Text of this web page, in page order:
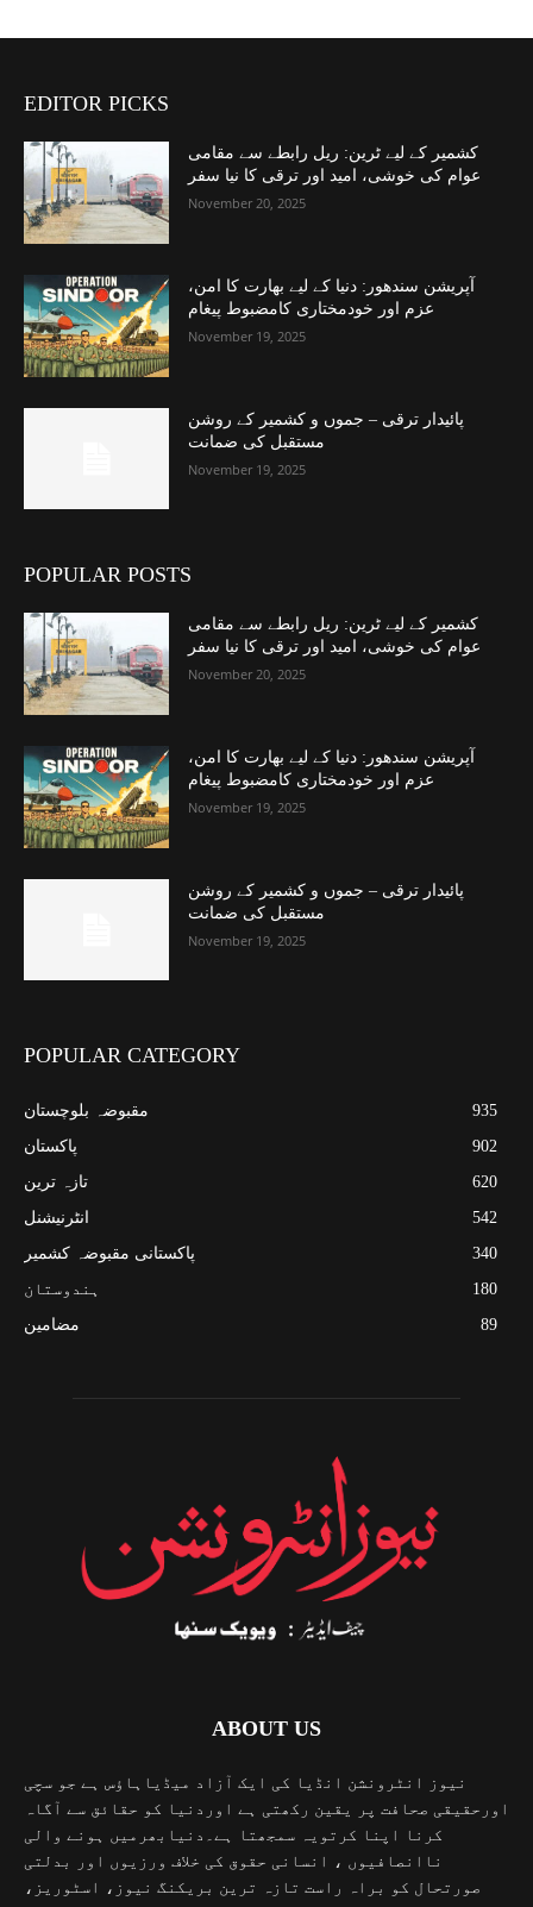
EDITOR PICKS
کشمیر کے لیے ٹرین: ریل رابطے سے مقامی
عوام کی خوشی، امید اور ترقی کا نیا سفر
November 20, 2025
آپریشن سندھور: دنیا کے لیے بھارت کا امن،
عزم اور خودمختاری کامضبوط پیغام
November 19, 2025
پائیدار ترقی – جموں و کشمیر کے روشن
مستقبل کی ضمانت
November 19, 2025
POPULAR POSTS
کشمیر کے لیے ٹرین: ریل رابطے سے مقامی
عوام کی خوشی، امید اور ترقی کا نیا سفر
November 20, 2025
آپریشن سندھور: دنیا کے لیے بھارت کا امن،
عزم اور خودمختاری کامضبوط پیغام
November 19, 2025
پائیدار ترقی – جموں و کشمیر کے روشن
مستقبل کی ضمانت
November 19, 2025
POPULAR CATEGORY
مقبوضہ بلوچستان
935
پاکستان
902
تازہ ترین
620
انٹرنیشنل
542
پاکستانی مقبوضہ کشمیر
340
ہندوستان
180
مضامین
89
ABOUT US
نیوز انٹرونشن انڈیا کی ایک آزاد میڈیاہاؤس ہے جو سچی
اورحقیقی صحافت پر یقین رکھتی ہے اوردنیا کو حقائق سے آگاہ
کرنا اپنا کرتویہ سمجھتا ہے۔دنیابھرمیں ہونے والی
ناانصافیوں ، انسانی حقوق کی خلاف ورزیوں اور بدلتی
صورتحال کو براہ راست تازہ ترین بریکنگ نیوز، اسٹوریز،